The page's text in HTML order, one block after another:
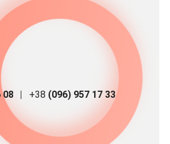
08 +38 (096) 957 17 33